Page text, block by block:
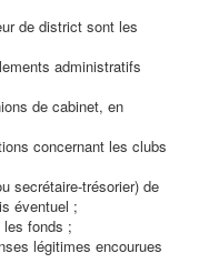
de district sont les
administratifs
de cabinet, en
concernant les clubs
secrétaire-trésorier) de
éventuel ;
les fonds ;
légitimes encourues